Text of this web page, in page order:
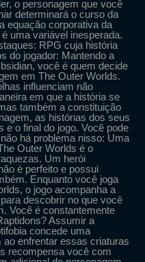
o personagem que você
determinará o curso da
equação corporativa da
uma variável inesperada.
RPG cuja história
do jogador: Mantendo a
você é quem decide
em The Outer Worlds.
influenciam não
em que a história se
também a constituição
as histórias dos seus
e o final do jogo. Você pode
há problema nisso: Uma
Outer Worlds é o
Um herói
é perfeito e possui
Enquanto você joga
o jogo acompanha a
descobrir no que você
Você é constantemente
Assumir a
concede uma
ao enfrentar essas criaturas
recompensa você com